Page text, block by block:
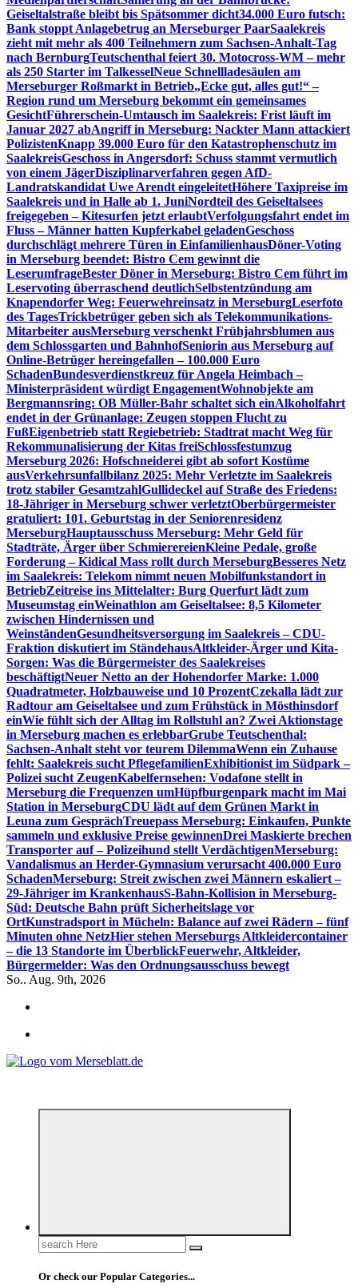
Geiseltalstraße bleibt bis Spätsommer dicht34.000 Euro futsch:
Bank stoppt Anlagebetrug an Merseburger PaarSaalekreis
zieht mit mehr als 400 Teilnehmern zum Sachsen-Anhalt-Tag
nach BernburgTeutschenthal feiert 30. Motocross-WM – mehr
als 250 Starter im TalkesselNeue Schnellladesäulen am
Merseburger Roßmarkt in Betrieb„Ecke gut, alles gut!“ –
Region rund um Merseburg bekommt ein gemeinsames
GesichtFührerschein-Umtausch im Saalekreis: Frist läuft im
Januar 2027 abAngriff in Merseburg: Nackter Mann attackiert
PolizistenKnapp 39.000 Euro für den Katastrophenschutz im
SaalekreisGeschoss in Angersdorf: Schuss stammt vermutlich
von einem JägerDisziplinarverfahren gegen AfD-
Landratskandidat Uwe Arendt eingeleitetHöhere Taxipreise im
Saalekreis und in Halle ab 1. JuniNordteil des Geiseltalsees
freigegeben – Kitesurfen jetzt erlaubtVerfolgungsfahrt endet im
Fluss – Männer hatten Kupferkabel geladenGeschoss
durchschlägt mehrere Türen in EinfamilienhausDöner-Voting
in Merseburg beendet: Bistro Cem gewinnt die
LeserumfrageBester Döner in Merseburg: Bistro Cem führt im
Leservoting überraschend deutlichSelbstentzündung am
Knapendorfer Weg: Feuerwehreinsatz in MerseburgLeserfoto
des TagesTrickbetrüger geben sich als Telekommunikations-
Mitarbeiter ausMerseburg verschenkt Frühjahrsblumen aus
dem Schlossgarten und BahnhofSeniorin aus Merseburg auf
Online-Betrüger hereingefallen – 100.000 Euro
SchadenBundesverdienstkreuz für Angela Heimbach –
Ministerpräsident würdigt EngagementWohnobjekte am
Bergmannsring: OB Müller-Bahr schaltet sich einAlkoholfahrt
endet in der Grünanlage: Zeugen stoppen Flucht zu
FußEigenbetrieb statt Regiebetrieb: Stadtrat macht Weg für
Rekommunalisierung der Kitas freiSchlossfestumzug
Merseburg 2026: Hofschneiderei gibt ab sofort Kostüme
ausVerkehrsunfallbilanz 2025: Mehr Verletzte im Saalekreis
trotz stabiler GesamtzahlGullideckel auf Straße des Friedens:
18-Jähriger in Merseburg schwer verletztOberbürgermeister
gratuliert: 101. Geburtstag in der Seniorenresidenz
MerseburgHauptausschuss Merseburg: Mehr Geld für
Stadträte, Ärger über SchmierereienKleine Pedale, große
Forderung – Kidical Mass rollt durch MerseburgBesseres Netz
im Saalekreis: Telekom nimmt neuen Mobilfunkstandort in
BetriebZeitreise ins Mittelalter: Burg Querfurt lädt zum
Museumstag einWeinathlon am Geiseltalsee: 8,5 Kilometer
zwischen Hindernissen und
WeinständenGesundheitsversorgung im Saalekreis – CDU-
Fraktion diskutiert im StändehausAltkleider-Ärger und Kita-
Sorgen: Was die Bürgermeister des Saalekreises
beschäftigtNeuer Netto an der Hohendorfer Marke: 1.000
Quadratmeter, Holzbauweise und 10 ProzentCzekalla lädt zur
Radtour am Geiseltalsee und zum Frühstück in Mösthinsdorf
einWie fühlt sich der Alltag im Rollstuhl an? Zwei Aktionstage
in Merseburg machen es erlebbarGrube Teutschenthal:
Sachsen-Anhalt steht vor teurem DilemmaWenn ein Zuhause
fehlt: Saalekreis sucht PflegefamilienExhibitionist im Südpark –
Polizei sucht ZeugenKabelfernsehen: Vodafone stellt in
Merseburg die Frequenzen umHüpfburgenpark macht im Mai
Station in MerseburgCDU lädt auf dem Grünen Markt in
Leuna zum GesprächTreuepass Merseburg: Einkaufen, Punkte
sammeln und exklusive Preise gewinnenDrei Maskierte brechen
Transporter auf – Polizeihund stellt VerdächtigenMerseburg:
Vandalismus an Herder-Gymnasium verursacht 400.000 Euro
SchadenMerseburg: Streit zwischen zwei Männern eskaliert –
29-Jähriger im KrankenhausS-Bahn-Kollision in Merseburg-
Süd: Deutsche Bahn prüft Sicherheitslage vor
OrtKunstradsport in Mücheln: Balance auf zwei Rädern – fünf
Minuten ohne NetzHier stehen Merseburgs Altkleidercontainer
– die 13 Standorte im ÜberblickFeuerwehr, Altkleider,
Bürgermelder: Was den Ordnungsausschuss bewegt
So.. Aug. 9th, 2026
Search
for:
Or check our Popular Categories...